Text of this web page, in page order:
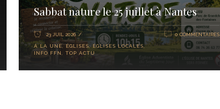
Sabbat nature le 25 juillet à Nantes
23 JUIL 2026
À LA UNE,ÉGLISES,ÉGLISES LOCALES ,
INFO FFN
TOP ACTU
0 COMMENTAIRES